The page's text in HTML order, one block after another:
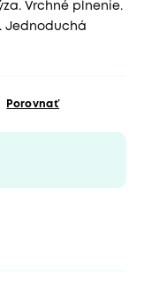
Vrchné plnenie.
Jednoduchá
Porovnať